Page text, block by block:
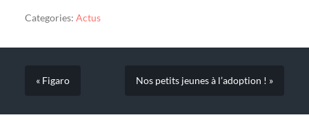
Categories: Actus
« Figaro Nos petits jeunes à l’adoption ! »